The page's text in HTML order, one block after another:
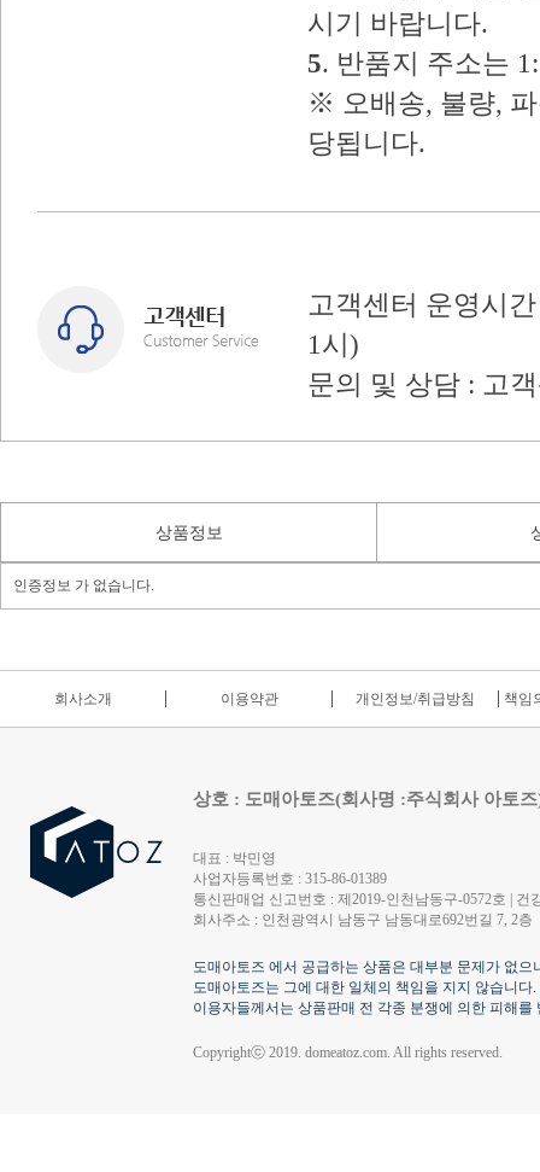
시기 바랍니다.
5. 반품지 주소는
※ 오배송, 불량,
당됩니다.
고객센터 운영시
1시)
문의 및 상담 : 고
상품정보
인증정보 가 없습니다.
회사소개 이용약관 개인정보/취급방침 책임
상호 : 도매아토즈(회사명 :주식회사 아토
대표 : 박민영
사업자등록번호 : 315-86-01389
통신판매업 신고번호 : 제2019-인천남동구-0572호 | 건
회사주소 : 인천광역시 남동구 남동대로692번길 7, 2층
도매아토즈 에서 공급하는 상품은 대부분 문제가 없
도매아토즈는 그에 대한 일체의 책임을 지지 않습니다.
이용자들께서는 상품판매 전 각종 분쟁에 의한 피해
Copyrightⓒ 2019. domeatoz.com. All rights reserved.